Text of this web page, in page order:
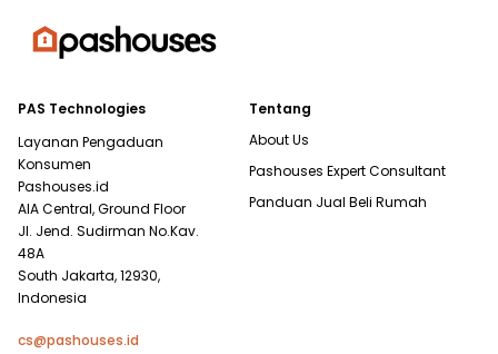
PAS Technologies
Layanan Pengaduan
Konsumen
Pashouses.id
AIA Central, Ground Floor
Jl. Jend. Sudirman No.Kav.
48A
South Jakarta, 12930,
Indonesia
cs@pashouses.id
Tentang
About Us
Pashouses Expert Consultant
Panduan Jual Beli Rumah